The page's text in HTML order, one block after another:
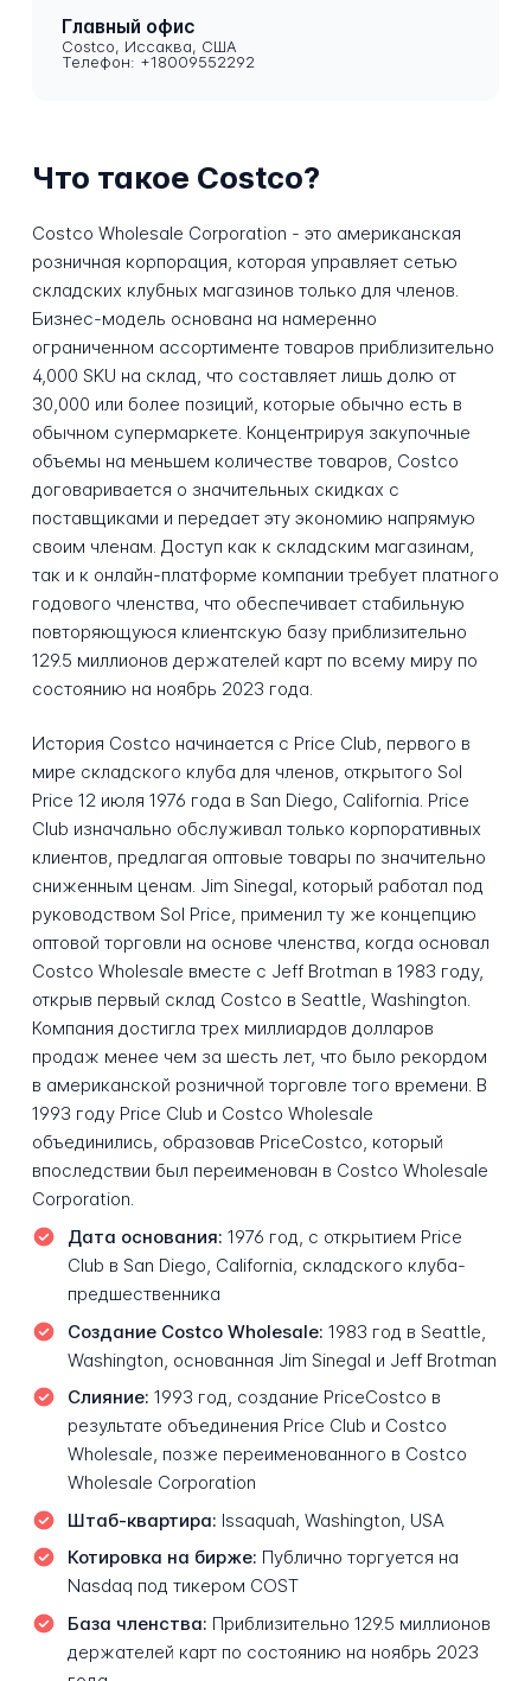
Главный офис
Costco, Иссаква, США
Телефон: +18009552292
Что такое Costco?
Costco Wholesale Corporation - это американская
розничная корпорация, которая управляет сетью
складских клубных магазинов только для членов.
Бизнес-модель основана на намеренно
ограниченном ассортименте товаров приблизительно
4,000 SKU на склад, что составляет лишь долю от
30,000 или более позиций, которые обычно есть в
обычном супермаркете. Концентрируя закупочные
объемы на меньшем количестве товаров, Costco
договаривается о значительных скидках с
поставщиками и передает эту экономию напрямую
своим членам. Доступ как к складским магазинам,
так и к онлайн-платформе компании требует платного
годового членства, что обеспечивает стабильную
повторяющуюся клиентскую базу приблизительно
129.5 миллионов держателей карт по всему миру по
состоянию на ноябрь 2023 года.
История Costco начинается с Price Club, первого в
мире складского клуба для членов, открытого Sol
Price 12 июля 1976 года в San Diego, California. Price
Club изначально обслуживал только корпоративных
клиентов, предлагая оптовые товары по значительно
сниженным ценам. Jim Sinegal, который работал под
руководством Sol Price, применил ту же концепцию
оптовой торговли на основе членства, когда основал
Costco Wholesale вместе с Jeff Brotman в 1983 году,
открыв первый склад Costco в Seattle, Washington.
Компания достигла трех миллиардов долларов
продаж менее чем за шесть лет, что было рекордом
в американской розничной торговле того времени. В
1993 году Price Club и Costco Wholesale
объединились, образовав PriceCostco, который
впоследствии был переименован в Costco Wholesale
Corporation.
Дата основания: 1976 год, с открытием Price
Club в San Diego, California, складского клуба-
предшественника
Создание Costco Wholesale: 1983 год в Seattle,
Washington, основанная Jim Sinegal и Jeff Brotman
Слияние: 1993 год, создание PriceCostco в
результате объединения Price Club и Costco
Wholesale, позже переименованного в Costco
Wholesale Corporation
Штаб-квартира: Issaquah, Washington, USA
Котировка на бирже: Публично торгуется на
Nasdaq под тикером COST
База членства: Приблизительно 129.5 миллионов
держателей карт по состоянию на ноябрь 2023